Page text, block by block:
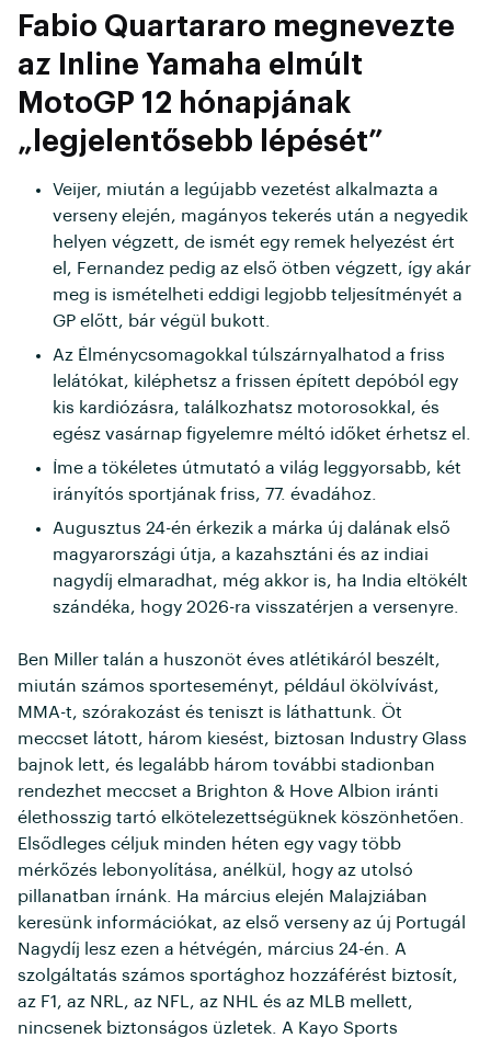
Fabio Quartararo megnevezte
az Inline Yamaha elmúlt
MotoGP 12 hónapjának
„legjelentősebb lépését”
Veijer, miután a legújabb vezetést alkalmazta a
verseny elején, magányos tekerés után a negyedik
helyen végzett, de ismét egy remek helyezést ért
el, Fernandez pedig az első ötben végzett, így akár
meg is ismételheti eddigi legjobb teljesítményét a
GP előtt, bár végül bukott.
Az Élménycsomagokkal túlszárnyalhatod a friss
lelátókat, kiléphetsz a frissen épített depóból egy
kis kardiózásra, találkozhatsz motorosokkal, és
egész vasárnap figyelemre méltó időket érhetsz el.
Íme a tökéletes útmutató a világ leggyorsabb, két
irányítós sportjának friss, 77. évadához.
Augusztus 24-én érkezik a márka új dalának első
magyarországi útja, a kazahsztáni és az indiai
nagydíj elmaradhat, még akkor is, ha India eltökélt
szándéka, hogy 2026-ra visszatérjen a versenyre.
Ben Miller talán a huszonöt éves atlétikáról beszélt,
miután számos sporteseményt, például ökölvívást,
MMA-t, szórakozást és teniszt is láthattunk. Öt
meccset látott, három kiesést, biztosan Industry Glass
bajnok lett, és legalább három további stadionban
rendezhet meccset a Brighton & Hove Albion iránti
élethosszig tartó elkötelezettségüknek köszönhetően.
Elsődleges céljuk minden héten egy vagy több
mérkőzés lebonyolítása, anélkül, hogy az utolsó
pillanatban írnánk. Ha március elején Malajziában
keresünk információkat, az első verseny az új Portugál
Nagydíj lesz ezen a hétvégén, március 24-én. A
szolgáltatás számos sportághoz hozzáférést biztosít,
az F1, az NRL, az NFL, az NHL és az MLB mellett,
nincsenek biztonságos üzletek. A Kayo Sports